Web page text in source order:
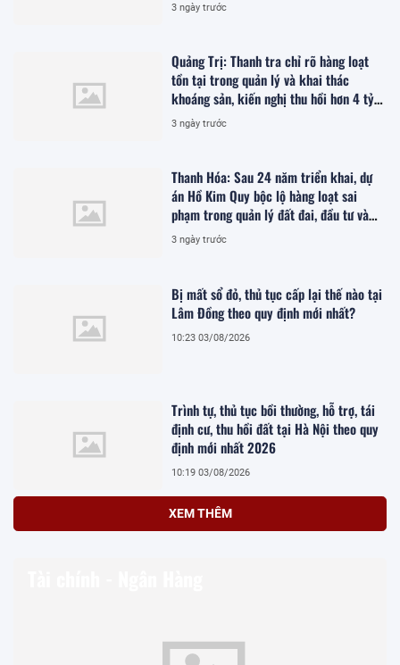
3 ngày trước
Quảng Trị: Thanh tra chỉ rõ hàng loạt
tồn tại trong quản lý và khai thác
khoáng sản, kiến nghị thu hồi hơn 4 tỷ
đồng
3 ngày trước
Thanh Hóa: Sau 24 năm triển khai, dự
án Hồ Kim Quy bộc lộ hàng loạt sai
phạm trong quản lý đất đai, đầu tư và
quy hoạch
3 ngày trước
Bị mất sổ đỏ, thủ tục cấp lại thế nào tại
Lâm Đồng theo quy định mới nhất?
10:23 03/08/2026
Trình tự, thủ tục bồi thường, hỗ trợ, tái
định cư, thu hồi đất tại Hà Nội theo quy
định mới nhất 2026
10:19 03/08/2026
XEM THÊM